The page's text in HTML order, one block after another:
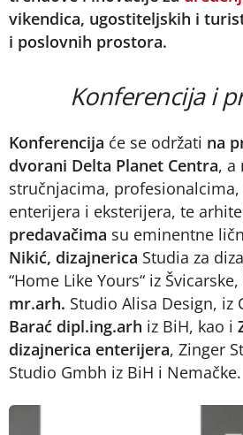
vikendica, ugostiteljskih i
i poslovnih prostora.
Konferencija i
Konferencija će se održati na
dvorani Delta Planet Centra, a
stručnjacima,
enterijera i eksterijera, te
predavačima su eminentne
Nikić, dizajnerica Studia za
“Home Like Yours“ iz Švicarske,
mr.arh. Studio Alisa Design, iz
Barać dipl.ing.arh iz BiH, kao i
dizajnerica enterijera, Zinger
Studio Gmbh iz BiH i Nemačke.